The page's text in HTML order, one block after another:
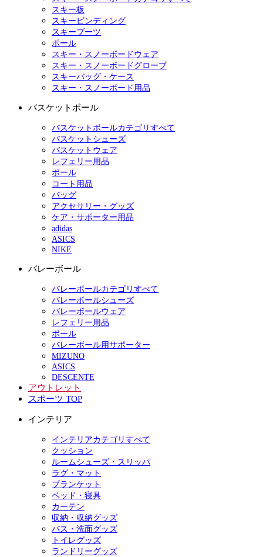
スキー板
スキービンディング
スキーブーツ
ポール
スキー・スノーボードウェア
スキー・スノーボードグローブ
スキーバッグ・ケース
スキー・スノーボード用品
バスケットボール
バスケットボールカテゴリすべて
バスケットシューズ
バスケットウェア
レフェリー用品
ボール
コート用品
バッグ
アクセサリー・グッズ
ケア・サポーター用品
adidas
ASICS
NIKE
バレーボール
バレーボールカテゴリすべて
バレーボールシューズ
バレーボールウェア
レフェリー用品
ボール
バレーボール用サポーター
MIZUNO
ASICS
DESCENTE
アウトレット
スポーツ TOP
インテリア
インテリアカテゴリすべて
クッション
ルームシューズ・スリッパ
ラグ・マット
ブランケット
ベッド・寝具
カーテン
収納・収納グッズ
バス・洗面グッズ
トイレグッズ
ランドリーグッズ